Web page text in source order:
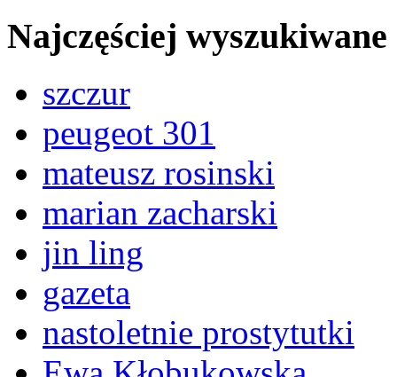
Najczęściej wyszukiwane
szczur
peugeot 301
mateusz rosinski
marian zacharski
jin ling
gazeta
nastoletnie prostytutki